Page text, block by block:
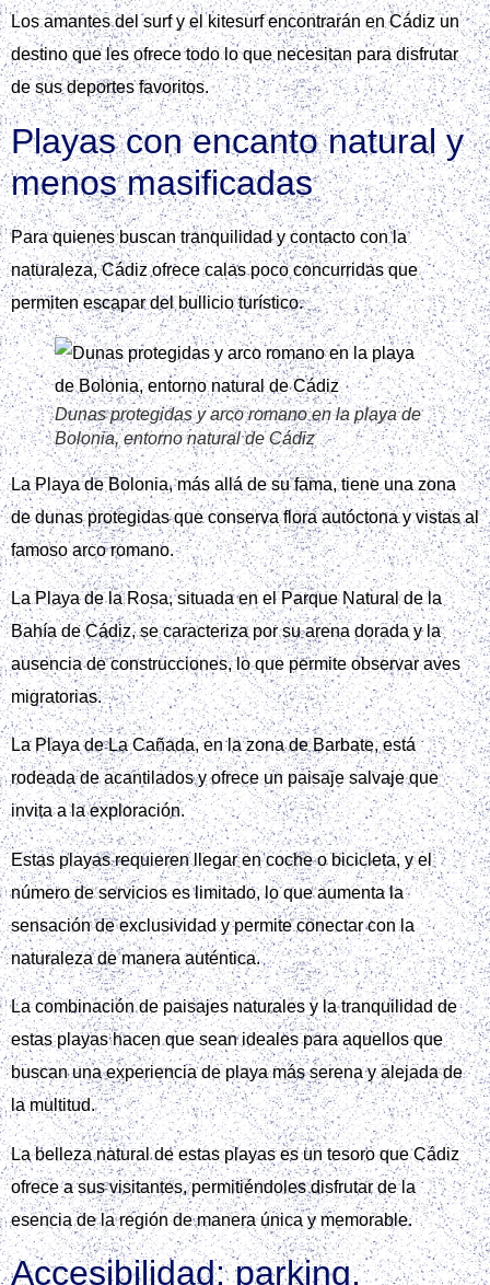
Los amantes del surf y el kitesurf encontrarán en Cádiz un
destino que les ofrece todo lo que necesitan para disfrutar
de sus deportes favoritos.
Playas con encanto natural y
menos masificadas
Para quienes buscan tranquilidad y contacto con la
naturaleza, Cádiz ofrece calas poco concurridas que
permiten escapar del bullicio turístico.
Dunas protegidas y arco romano en la playa de
Bolonia, entorno natural de Cádiz
La Playa de Bolonia, más allá de su fama, tiene una zona
de dunas protegidas que conserva flora autóctona y vistas al
famoso arco romano.
La Playa de la Rosa, situada en el Parque Natural de la
Bahía de Cádiz, se caracteriza por su arena dorada y la
ausencia de construcciones, lo que permite observar aves
migratorias.
La Playa de La Cañada, en la zona de Barbate, está
rodeada de acantilados y ofrece un paisaje salvaje que
invita a la exploración.
Estas playas requieren llegar en coche o bicicleta, y el
número de servicios es limitado, lo que aumenta la
sensación de exclusividad y permite conectar con la
naturaleza de manera auténtica.
La combinación de paisajes naturales y la tranquilidad de
estas playas hacen que sean ideales para aquellos que
buscan una experiencia de playa más serena y alejada de
la multitud.
La belleza natural de estas playas es un tesoro que Cádiz
ofrece a sus visitantes, permitiéndoles disfrutar de la
esencia de la región de manera única y memorable.
Accesibilidad: parking,